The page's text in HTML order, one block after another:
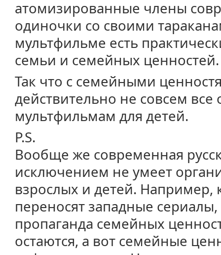
атомизированные члены
одиночки со своими
мультфильме есть
семьи и семейных ценностей.
Так что с семейными
действительно не совсем
мультфильмам для детей.
P.S.
Вообще же современная
исключением не умеет
взрослых и детей. Например,
переносят западные
пропаганда семейных
остаются, а вот семейные